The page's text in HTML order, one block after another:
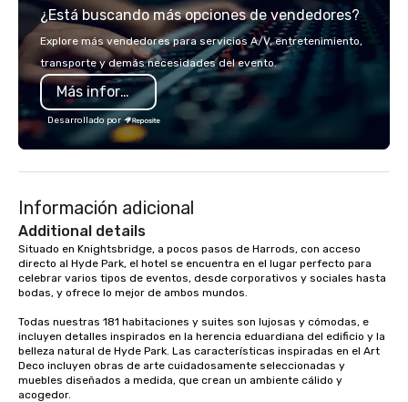
¿Está buscando más opciones de vendedores?
Explore más vendedores para servicios A/V, entretenimiento,
transporte y demás necesidades del evento.
Más información
Desarrollado por
Información adicional
Additional details
Situado en Knightsbridge, a pocos pasos de Harrods, con acceso
directo al Hyde Park, el hotel se encuentra en el lugar perfecto para
celebrar varios tipos de eventos, desde corporativos y sociales hasta
bodas, y ofrece lo mejor de ambos mundos.
Todas nuestras 181 habitaciones y suites son lujosas y cómodas, e
incluyen detalles inspirados en la herencia eduardiana del edificio y la
belleza natural de Hyde Park. Las características inspiradas en el Art
Deco incluyen obras de arte cuidadosamente seleccionadas y
muebles diseñados a medida, que crean un ambiente cálido y
acogedor.